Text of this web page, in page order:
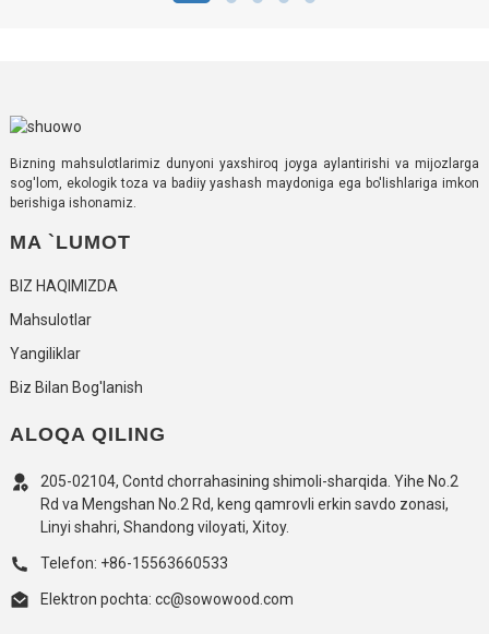
Bizning mahsulotlarimiz dunyoni yaxshiroq joyga aylantirishi va mijozlarga
sog'lom, ekologik toza va badiiy yashash maydoniga ega bo'lishlariga imkon
berishiga ishonamiz.
MA `LUMOT
BIZ HAQIMIZDA
Mahsulotlar
Yangiliklar
Biz Bilan Bog'lanish
ALOQA QILING
205-02104, Contd chorrahasining shimoli-sharqida. Yihe No.2
Rd va Mengshan No.2 Rd, keng qamrovli erkin savdo zonasi,
Linyi shahri, Shandong viloyati, Xitoy.
Telefon: +86-15563660533
Elektron pochta: cc@sowowood.com